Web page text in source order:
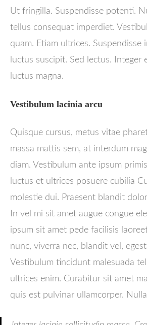
Ut fringilla. Suspendisse potenti.
tellus consequat imperdiet.
quam. Etiam ultrices. Suspendisse
luctus suscipit. Sed lectus. Integer
luctus magna.
Vestibulum lacinia arcu
Quisque cursus, metus vitae
massa mattis sem, at interdum
diam. Vestibulum ante ipsum
luctus et ultrices posuere cubilia
molestie dui. Praesent blandit
In vel mi sit amet augue congue
ipsum sit amet pede facilisis
nunc, viverra nec, blandit vel,
Vestibulum tincidunt malesuada
ultrices enim. Curabitur sit amet
quis est pulvinar ullamcorper.